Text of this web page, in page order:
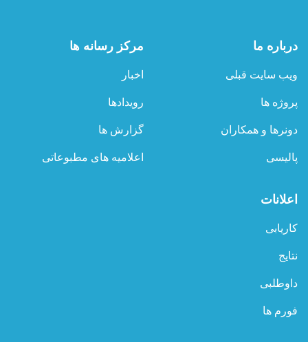
درباره ما
ویب سایت قبلی
پروژه ها
دونرها و همکاران
پالیسی
مرکز رسانه ها
اخبار
رویدادها
گزارش ها
اعلامیه های مطبوعاتی
اعلانات
کاریابی
نتایج
داوطلبی
فورم ها